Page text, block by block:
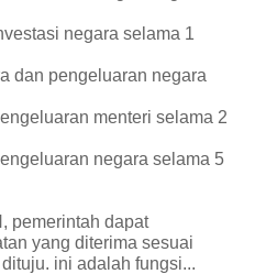
negara selama 1
dan pengeluaran negara
menteri selama 2
negara selama 5
pemerintah dapat
yang diterima sesuai
ini adalah fungsi...